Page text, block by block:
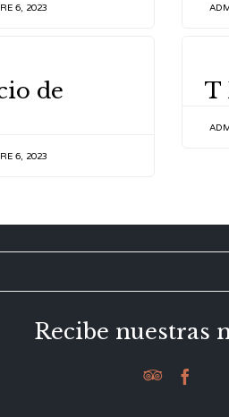
6, 2023
de
6, 2023
T
Recibe nuestras
 